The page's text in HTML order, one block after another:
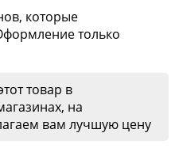
которые
только
товар в
на
вам лучшую цену